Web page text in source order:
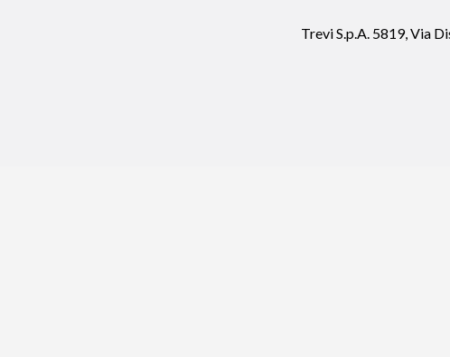
Trevi S.p.A. 5819, Via